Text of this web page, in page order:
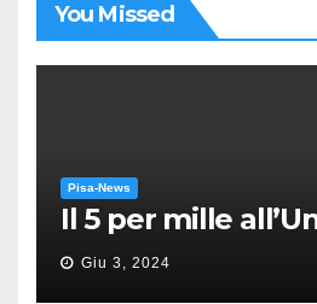
You Missed
Pisa-News
Il 5 per mille
Giu 3, 2024